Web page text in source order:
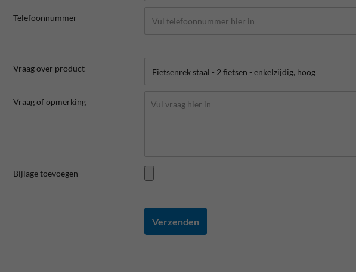
Telefoonnummer
Vraag over product
Vraag of opmerking
Bijlage toevoegen
Verzenden